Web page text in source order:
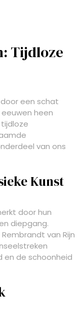
Tijdloze
een schat
heen
van ons
Kunst
door hun
diepgang.
van Rijn
en de schoonheid